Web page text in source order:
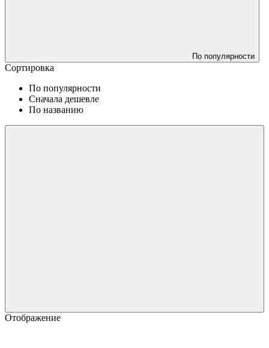
По популярности
Сортировка
По популярности
Сначала дешевле
По названию
Отображение